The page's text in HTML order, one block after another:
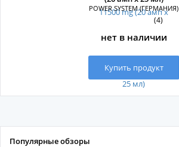
POWER SYSTEM (ГЕРМАНИЯ)
(4)
нет в наличии
Купить продукт
Популярные обзоры